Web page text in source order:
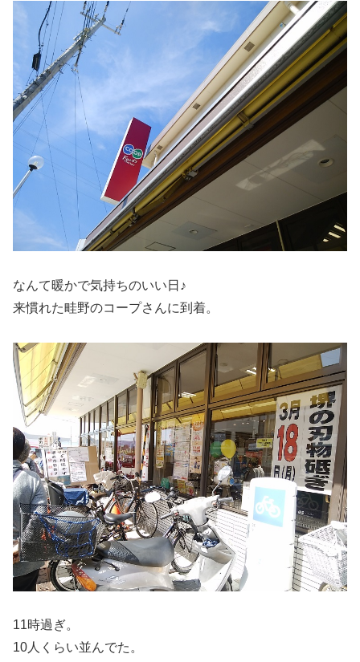
なんて暖かで気持ちのいい日♪
来慣れた畦野のコープさんに到着。
11時過ぎ。
10人くらい並んでた。